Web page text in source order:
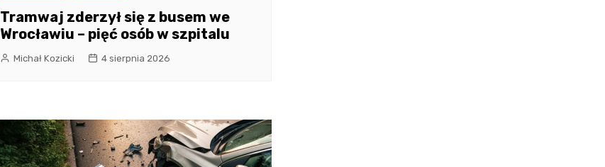
Tramwaj zderzył się z busem we
Wrocławiu – pięć osób w szpitalu
Michał Kozicki 4 sierpnia 2026